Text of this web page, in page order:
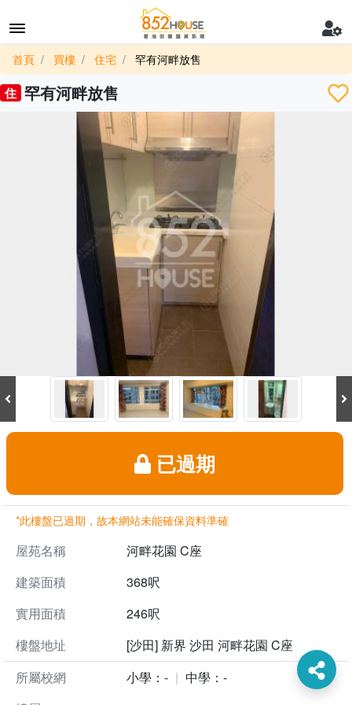
首頁 買樓 住宅 罕有河畔放售
住 罕有河畔放售
已過期
*此樓盤已過期，故本網站未能確保資料準確
屋苑名稱
河畔花園 C座
建築面積
368呎
實用面積
246呎
樓盤地址
[沙田] 新界 沙田 河畔花園 C座
所屬校網
小學：-
中學：-